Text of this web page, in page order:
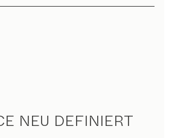
NEU DEFINIERT